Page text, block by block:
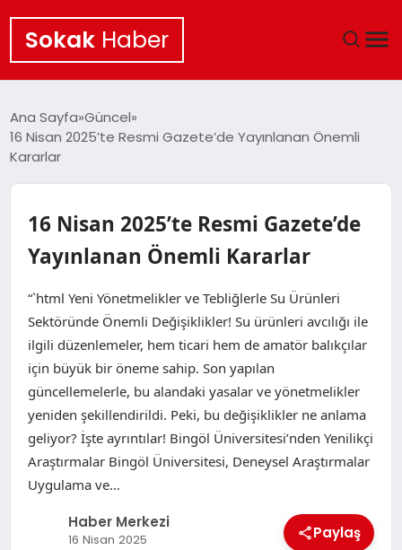
Sokak Haber
EKONOMI
KÜLTÜR SANAT
TEKNOLOJI
Ana Sayfa Güncel
16 Nisan 2025’te Resmi Gazete’de Yayınlanan Önemli
Kararlar
16 Nisan 2025’te Resmi Gazete’de
Yayınlanan Önemli Kararlar
“`html Yeni Yönetmelikler ve Tebliğlerle Su Ürünleri
Sektöründe Önemli Değişiklikler! Su ürünleri avcılığı ile
ilgili düzenlemeler, hem ticari hem de amatör balıkçılar
için büyük bir öneme sahip. Son yapılan
güncellemelerle, bu alandaki yasalar ve yönetmelikler
yeniden şekillendirildi. Peki, bu değişiklikler ne anlama
geliyor? İşte ayrıntılar! Bingöl Üniversitesi’nden Yenilikçi
Araştırmalar Bingöl Üniversitesi, Deneysel Araştırmalar
Uygulama ve…
Haber Merkezi
16 Nisan 2025 Paylaş